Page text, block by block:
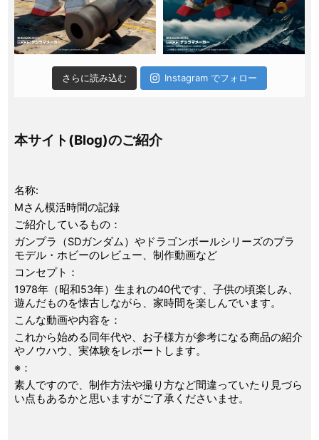
さらに読み込む Instagram でフォロー
本サイト(Blog)のご紹介
名称:
Mさん模活時間の記録
ご紹介しているもの：
ガンプラ（SDガンダム）やドラゴンボールシリーズのプラ
モデル・ホビーのレビュー、制作動画など
コンセプト：
1978年（昭和53年）生まれの40代です、子供の頃楽しみ、
遊んだものを懐古しながら、家時間を楽しんでいます。
こんな動画や内容を：
これから始める同年代や、お子様方が参考になる商品の紹介
やノウハウ、実体験をレポートします。
※：
素人ですので、制作方法や撮り方など間違っていたり見づら
い点もあるかと思いますがご了承くださいませ。